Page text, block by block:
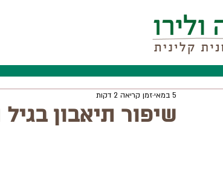
שיפור תיאבון
5 במאי זמן קריאה 2 דקות